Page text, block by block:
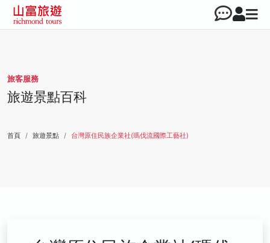
旅客服務
旅遊景點百科
首頁 旅遊景點 台灣原住民族企業社(瑪伐流國際工藝社)